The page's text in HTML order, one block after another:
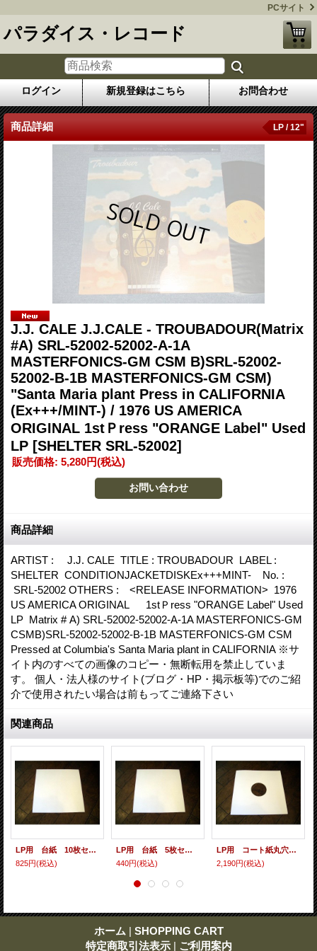
PCサイト
パラダイス・レコード
ログイン 新規登録はこちら お問合わせ
商品詳細 LP / 12"
J.J. CALE J.J.CALE - TROUBADOUR(Matrix
#A) SRL-52002-52002-A-1A
MASTERFONICS-GM CSM B)SRL-52002-
52002-B-1B MASTERFONICS-GM CSM)
"Santa Maria plant Press in CALIFORNIA
(Ex+++/MINT-) / 1976 US AMERICA
ORIGINAL 1stＰress "ORANGE Label" Used
LP [SHELTER SRL-52002]
販売価格: 5,280円(税込)
商品詳細
ARTIST : J.J. CALE TITLE : TROUBADOUR LABEL :
SHELTER CONDITIONJACKETDISKEx+++MINT- No. :
SRL-52002 OTHERS : <RELEASE INFORMATION> 1976
US AMERICA ORIGINAL 1stＰress "ORANGE Label" Used
LP Matrix # A) SRL-52002-52002-A-1A MASTERFONICS-GM
CSMB)SRL-52002-52002-B-1B MASTERFONICS-GM CSM
Pressed at Columbia's Santa Maria plant in CALIFORNIA ※サ
イト内のすべての画像のコピー・無断転用を禁止していま
す。 個人・法人様のサイト(ブログ・HP・掲示板等)でのご紹
介で使用されたい場合は前もってご連絡下さい
関連商品
LP用 台紙 10枚セット
825円(税込)
LP用 台紙 5枚セット
440円(税込)
LP用 コート紙丸穴ジャケ 10枚セット
2,190円(税込)
ホーム | SHOPPING CART
特定商取引法表示 | ご利用案内